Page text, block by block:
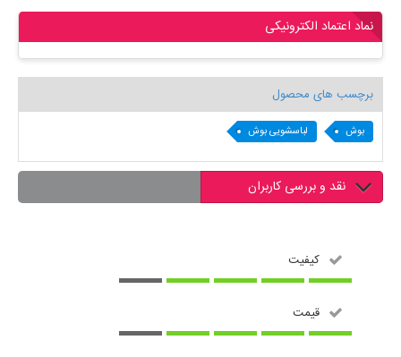
نماد اعتماد الکترونیکی
برچسب های محصول
بوش لباسشویی بوش
نقد و بررسی کاربران
کیفیت
قیمت